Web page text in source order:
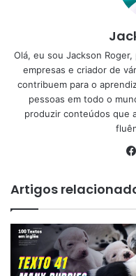
Olá, eu sou Jackson
empresas e criador de
contribuem para o
pessoas em todo o
produzir conteúdos que
Artigos